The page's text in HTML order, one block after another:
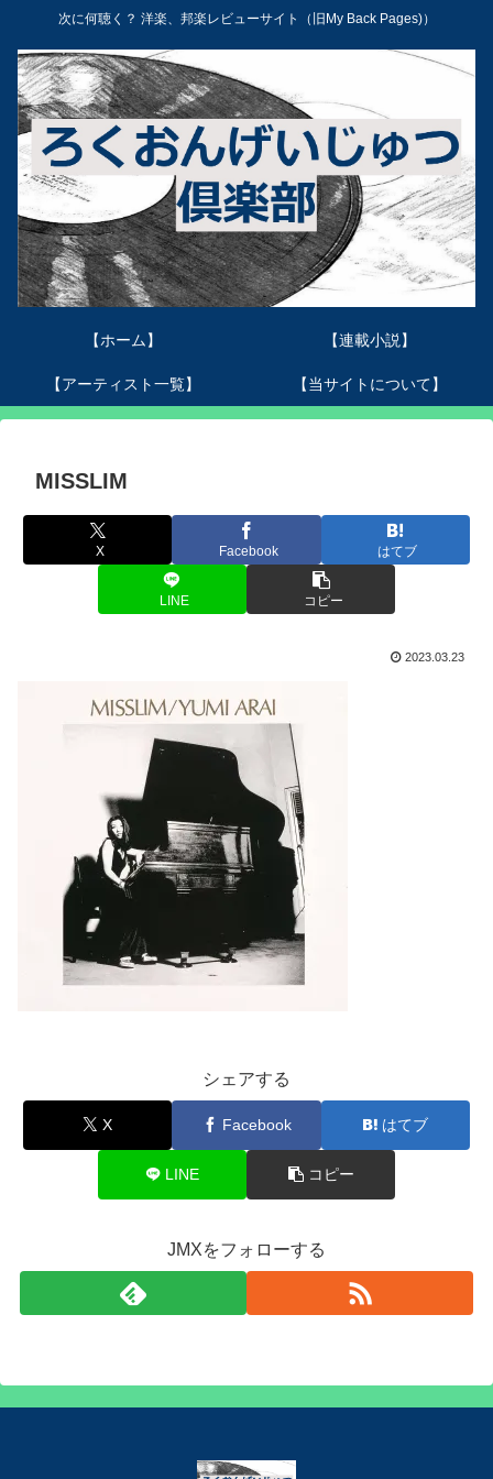
次に何聴く？ 洋楽、邦楽レビューサイト（旧My Back Pages)）
【ホーム】 【連載小説】
【アーティスト一覧】 【当サイトについて】
MISSLIM
X Facebook はてブ
LINE コピー
2023.03.23
シェアする
X Facebook はてブ
LINE コピー
JMXをフォローする